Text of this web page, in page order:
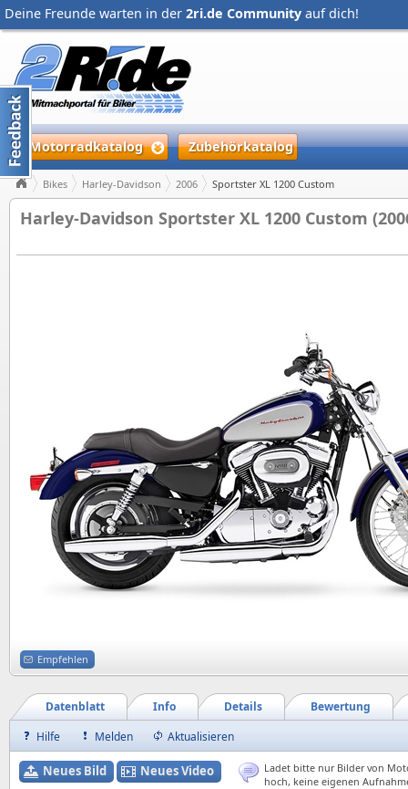
Deine Freunde warten in der 2ri.de Community auf dich!
Motorradkatalog Zubehörkatalog
Bikes Harley-Davidson 2006 Sportster XL 1200 Custom
Harley-Davidson Sportster XL 1200 Custom
Empfehlen
Bewertung
Details
Info
Datenblatt
Hilfe
Melden Aktualisieren
Neues Bild Neues Video
Ladet bitte nur Bilder von
hoch, keine eigenen